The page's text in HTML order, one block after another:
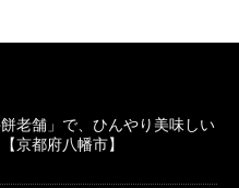
老舗」で、ひんやり美味しい
京都府八幡市】